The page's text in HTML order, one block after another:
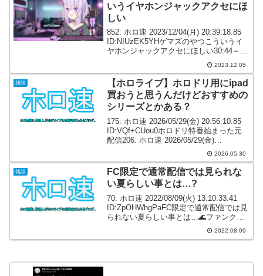
いうイヤホンジャックアクセにほ
しい
852: ホロ速 2023/12/04(月) 20:39:18.85
ID:NIUzEK5YHゲマズのやつこういうイ
ヤホンジャックアクセにほしい30:44～
885: ホロ速 2023/12/04(月) 20:43:59.57
2023.12.05
雑談
【ホロライブ】ホロドリ用にipad
買おうと思うんだけどおすすめの
シリーズとかある？
175: ホロ速 2026/05/29(金) 20:56:10.85
ID:VQf+CUou0ホロドリ特番始まった元
配信206: ホロ速 2026/05/29(金)
21:01:21.37 ID:9Y/dc+6C0ホロドリはそ
2026.05.30
雑談
FC限定で通常配信では見られな
い夏らしい事とは…?
70: ホロ速 2022/08/09(火) 13:10:33.41
ID:ZpOHWhgPaFC限定で通常配信では見
られない夏らしい事とは…🌊ファンクラ
ブ配信🌊本日20時半からは‼通常配信で見
られない夏🏖らしいことが...⁉📸🔽出演者
2022.08.09